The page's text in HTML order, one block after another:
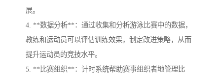
展。
4. **数据分析**：通过收集和分析游泳比赛中的数据，
教练和运动员可以评估训练效果，制定改进策略，从而
提升运动员的竞技水平。
5. **比赛组织**：计时系统帮助赛事组织者地管理比